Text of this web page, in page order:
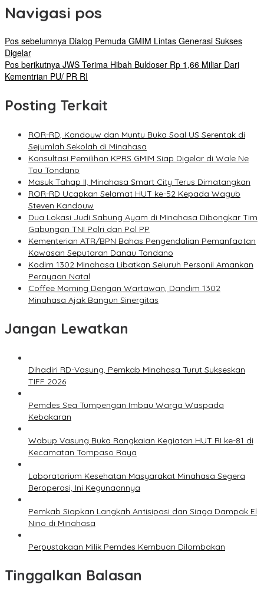
Navigasi pos
Pos sebelumnya Dialog Pemuda GMIM Lintas Generasi Sukses
Digelar
Pos berikutnya JWS Terima Hibah Buldoser Rp 1,66 Miliar Dari
Kementrian PU/ PR RI
Posting Terkait
ROR-RD, Kandouw dan Muntu Buka Soal US Serentak di
Sejumlah Sekolah di Minahasa
Konsultasi Pemilihan KPRS GMIM Siap Digelar di Wale Ne
Tou Tondano
Masuk Tahap II, Minahasa Smart City Terus Dimatangkan
ROR-RD Ucapkan Selamat HUT ke-52 Kepada Wagub
Steven Kandouw
Dua Lokasi Judi Sabung Ayam di Minahasa Dibongkar Tim
Gabungan TNI Polri dan Pol PP
Kementerian ATR/BPN Bahas Pengendalian Pemanfaatan
Kawasan Seputaran Danau Tondano
Kodim 1302 Minahasa Libatkan Seluruh Personil Amankan
Perayaan Natal
Coffee Morning Dengan Wartawan, Dandim 1302
Minahasa Ajak Bangun Sinergitas
Jangan Lewatkan
Dihadiri RD-Vasung, Pemkab Minahasa Turut Sukseskan
TIFF 2026
Pemdes Sea Tumpengan Imbau Warga Waspada
Kebakaran
Wabup Vasung Buka Rangkaian Kegiatan HUT RI ke-81 di
Kecamatan Tompaso Raya
Laboratorium Kesehatan Masyarakat Minahasa Segera
Beroperasi, Ini Kegunaannya
Pemkab Siapkan Langkah Antisipasi dan Siaga Dampak El
Nino di Minahasa
Perpustakaan Milik Pemdes Kembuan Dilombakan
Tinggalkan Balasan